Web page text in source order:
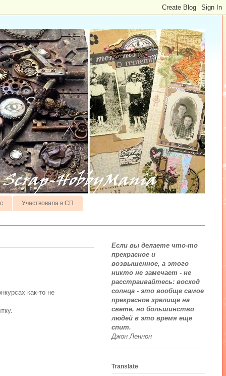
Участвовала в СП
как-то не
Если вы делаете что-то
прекрасное и
возвышенное, а этого
никто не замечает - не
расстраивайтесь: восход
солнца - это вообще самое
прекрасное зрелище на
свете, но большинство
людей в это время еще
спит.
Джон Леннон
Translate